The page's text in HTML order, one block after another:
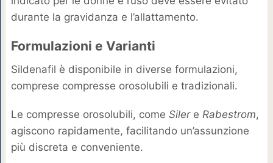
durante la gravidanza e l’allattamento.
Formulazioni e Varianti
Sildenafil è disponibile in diverse formulazioni,
comprese compresse orosolubili e tradizionali.
Le compresse orosolubili, come Silere Rabestrom,
agiscono rapidamente, facilitando un’assunzione
più discreta e conveniente.